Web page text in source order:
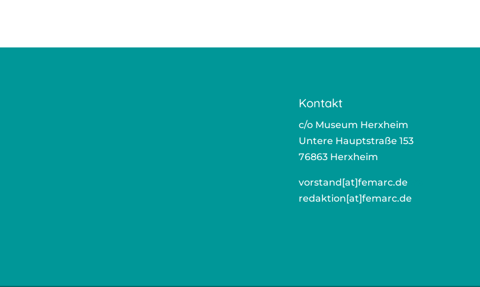
Kontakt
c/o Museum Herxheim
Untere Hauptstraße 153
76863 Herxheim
vorstand[at]femarc.de
redaktion[at]femarc.de